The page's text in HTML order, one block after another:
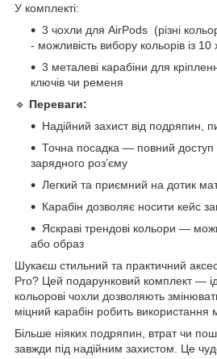
У комплекті:
3 чохли для AirPods (різні
- можливість вибору кольорів із 10
3 металеві карабіни для
ключів чи ременя
🔹 Переваги:
Надійний захист від подряпин,
Точна посадка — повний доступ
зарядного роз’єму
Легкий та приємний на дотик
Карабін дозволяє носити кейс
Яскраві трендові кольори —
або образ
Шукаєш стильний та практичний
Pro? Цей подарунковий комплект —
кольорові чохли дозволяють
міцний карабін робить використання
Більше ніяких подряпин, втрат чи
завжди під надійним захистом. Це